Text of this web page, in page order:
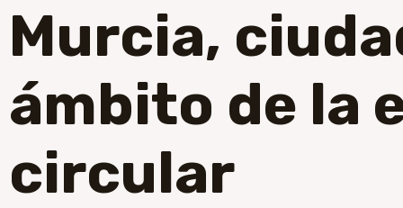
Murcia,
ámbito de la
circular